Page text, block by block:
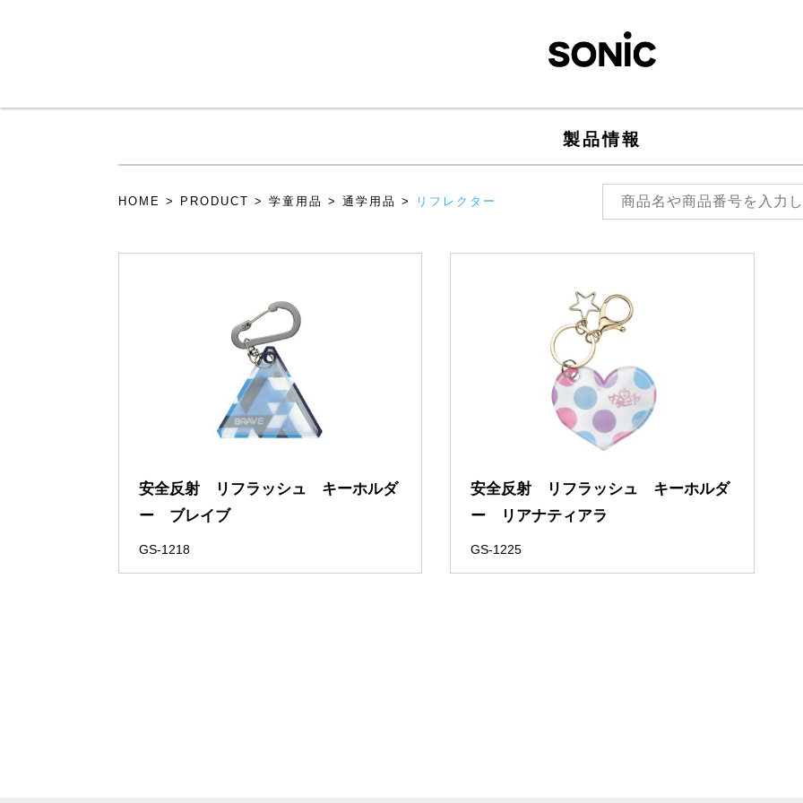
製品情報
HOME > PRODUCT > 学童用品 > 通学用品 > リフレクター
安全反射 リフラッシュ キーホルダ
ー ブレイブ
GS-1218
安全反射 リフラッシュ キーホルダ
ー リアナティアラ
GS-1225